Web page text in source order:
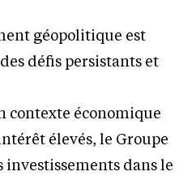
géopolitique est
défis persistants et
économique
élevés, le Groupe
investissements dans le